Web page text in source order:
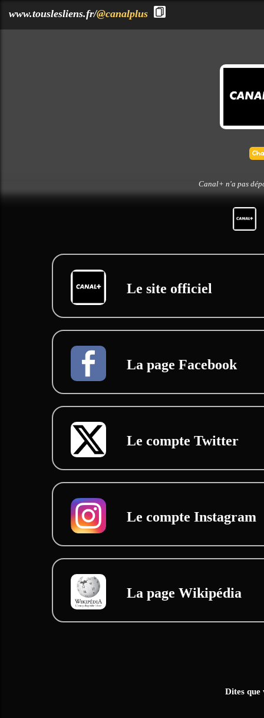
www.touslesliens.fr/@canalplus
Canal+ n'a pas
Le site officiel
La page Facebook
Le compte Twitter
Le compte Instagram
La page Wikipédia
Dites que